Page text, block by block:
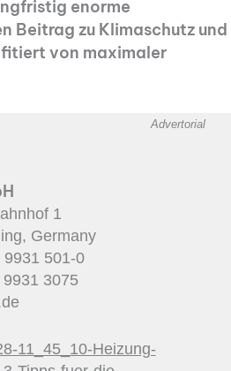
enorme
Beitrag zu Klimaschutz und
von maximaler
Advertorial
1
Germany
9931 501-0
3075